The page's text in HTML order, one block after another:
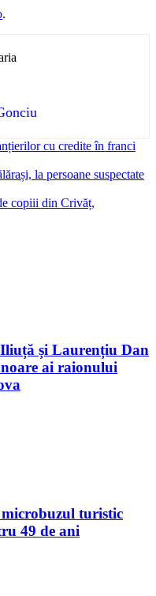
.
cu credite în franci
la persoane suspectate
copiii din Crivăț,
și Laurențiu Dan
ai raionului
turistic
49 de ani